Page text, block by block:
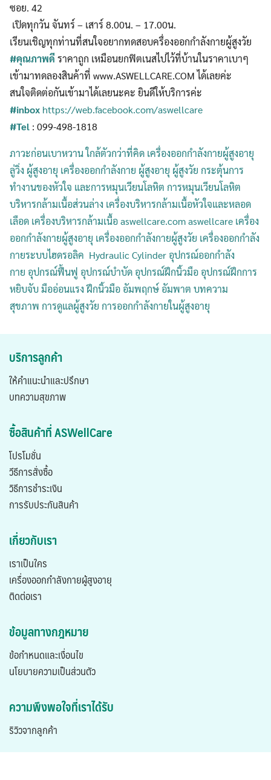
ซอย. 42
เปิดทุกวัน จันทร์ – เสาร์ 8.00น. – 17.00น.
เรียนเชิญทุกท่านที่สนใจอยากทดสอบครื่องออกกำลังกายผู้สูงวัย
#คุณภาพดี ราคาถูก เหมือนยกฟิตเนสไปไว้ที่บ้านในราคาเบาๆ
เข้ามาทดลองสินค้าที่ www.ASWELLCARE.COM ได้เลยค่ะ
สนใจติดต่อกันเข้ามาได้เลยนะคะ ยินดีให้บริการค่ะ
#inbox https://web.facebook.com/aswellcare
#Tel : 099-498-1818
ภาวะก่อนเบาหวาน ใกล้ตัวกว่าที่คิด เครื่องออกกำลังกายผู้สูงอายุ
ลู่วิ่ง ผู้สูงอายุ เครื่องออกกำลังกาย ผู้สูงอายุ ผู้สูงวัย กระตุ้นการ
ทำงานของหัวใจ และการหมุนเวียนโลหิต การหมุนเวียนโลหิต
บริหารกล้ามเนื้อส่วนล่าง เครื่องบริหารกล้ามเนื้อหัวใจและหลอด
เลือด เครื่องบริหารกล้ามเนื้อaswellcare.com aswellcare เครื่อง
ออกกำลังกายผู้สูงอายุ เครื่องออกกำลังกายผู้สูงวัย เครื่องออกกำลัง
กายระบบไฮดรอลิค Hydraulic Cylinder อุปกรณ์ออกกำลัง
กาย อุปกรณ์ฟื้นฟู อุปกรณ์บำบัดอุปกรณ์ฝึกนิ้วมืออุปกรณ์ฝึกการ
หยิบจับมืออ่อนแรงฝึกนิ้วมืออัมพฤกษ์อัมพาต บทความ
สุขภาพ การดูแลผู้สูงวัย การออกกำลังกายในผู้สูงอายุ
บริการลูกค้า
ให้คำแนะนำและปรึกษา
บทความสุขภาพ
ซื้อสินค้าที่ ASWellCare
โปรโมชั่น
วีธีการสั่งซื้อ
วิธีการชำระเงิน
การรับประกันสินค้า
เกี่ยวกับเรา
เราเป็นใคร
เครื่องออกกำลังกายผู้สูงอายุ
ติดต่อเรา
ข้อมูลทางกฎหมาย
ข้อกำหนดและเงื่อนไข
นโยบายความเป็นส่วนตัว
ความพึงพอใจที่เราได้รับ
ริวิวจากลูกค้า